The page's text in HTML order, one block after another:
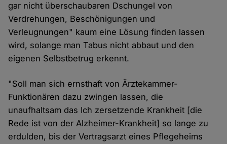
gar nicht überschaubaren Dschungel von
Verdrehungen, Beschönigungen und
Verleugnungen" kaum eine Lösung finden lassen
wird, solange man Tabus nicht abbaut und den
eigenen Selbstbetrug erkennt.
"Soll man sich ernsthaft von Ärztekammer-
Funktionären dazu zwingen lassen, die
unaufhaltsam das Ich zersetzende Krankheit [die
Rede ist von der Alzheimer-Krankheit] so lange zu
erdulden, bis der Vertragsarzt eines Pflegeheims